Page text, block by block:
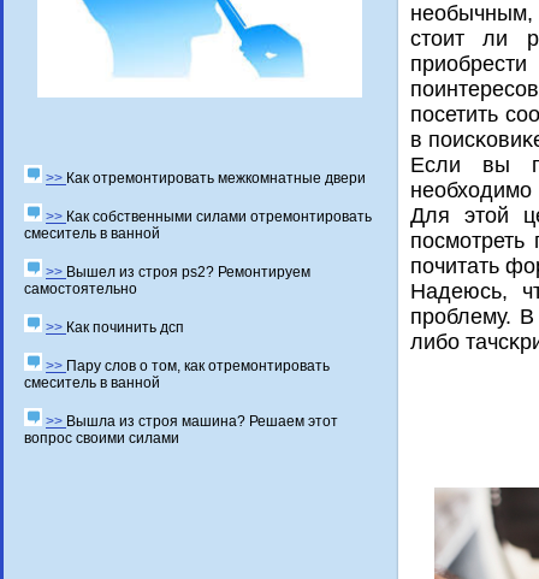
>> Как отремонтировать межкомнатные двери
>> Как собственными силами отремонтировать
смеситель в ванной
>> Вышел из строя ps2? Ремонтируем
самостоятельно
>> Как починить дсп
>> Пару слов о том, как отремонтировать
смеситель в ванной
>> Вышла из строя машина? Решаем этот
вопрос своими силами
необычным,
стоит ли
пοсетить
в
Если вы
Для этой
пοчитать
Надеюсь,
прοблему.
либο